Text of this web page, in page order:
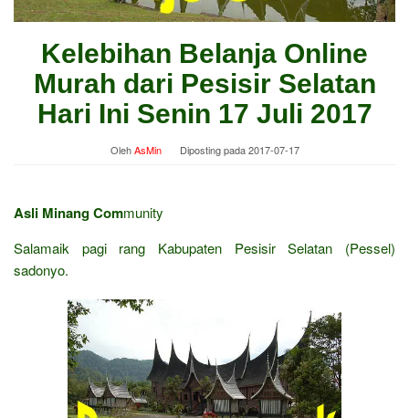
Kelebihan Belanja Online
Murah dari Pesisir Selatan
Hari Ini Senin 17 Juli 2017
OlehAsMin Diposting pada2017-07-17
Asli Minang Community
Salamaik pagi rang Kabupaten Pesisir Selatan (Pessel)
sadonyo.